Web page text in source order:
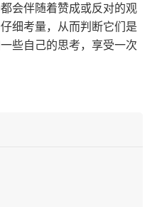
会伴随着赞成或反对的观
细考量，从而判断它们是
些自己的思考，享受一次